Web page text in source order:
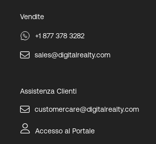
Vendite
+1 877 378 3282
sales@digitalrealty.com
Assistenza Clienti
customercare@digitalrealty.com
Accesso al Portale